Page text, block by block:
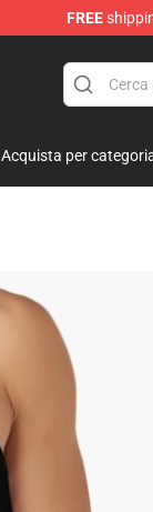
FREE
Acquista per